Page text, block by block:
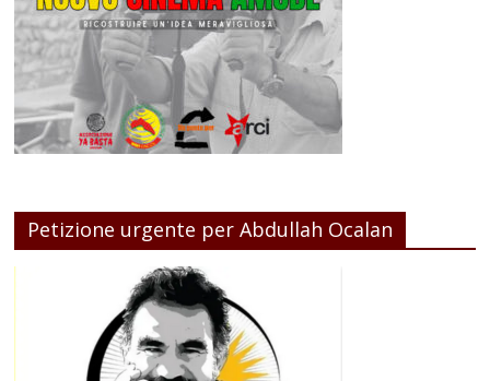
Petizione urgente per Abdullah Ocalan